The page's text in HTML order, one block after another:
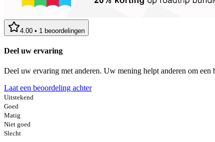
4.00 • 1 beoordelingen
Deel uw ervaring
Deel uw ervaring met anderen. Uw mening helpt anderen om een
Laat een beoordeling achter
Uitstekend
Goed
Matig
Niet goed
Slecht